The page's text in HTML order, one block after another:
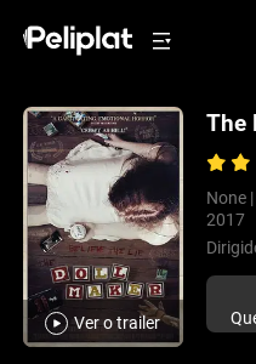
Ver o trailer
The
None |
2017